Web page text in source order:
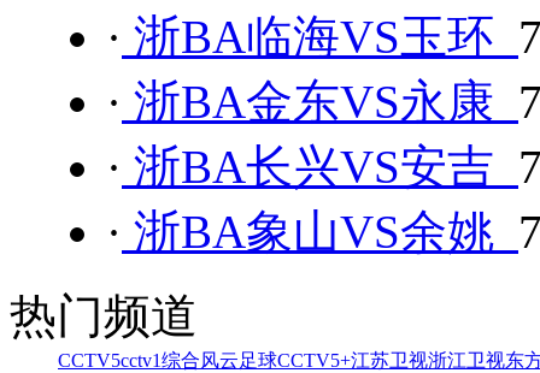
· 浙BA临海VS玉环
· 浙BA金东VS永康
· 浙BA长兴VS安吉
· 浙BA象山VS余姚
热门频道
CCTV5cctv1综合风云足球CCTV5+江苏卫视浙江卫视东